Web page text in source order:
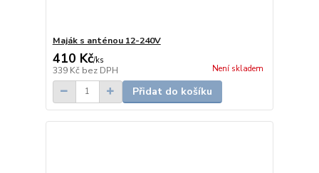
Maják s anténou 12-240V
410 Kč/ks
339 Kč bez DPH Není skladem
Přidat do košíku